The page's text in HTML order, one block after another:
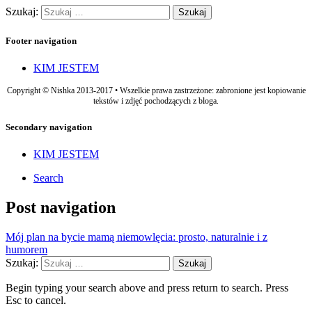
Szukaj:
Footer navigation
KIM JESTEM
Copyright © Nishka 2013-2017 • Wszelkie prawa zastrzeżone: zabronione jest kopiowanie
tekstów i zdjęć pochodzących z bloga.
Secondary navigation
KIM JESTEM
Search
Post navigation
Mój plan na bycie mamą niemowlęcia: prosto, naturalnie i z
humorem
Szukaj:
Begin typing your search above and press return to search. Press
Esc to cancel.